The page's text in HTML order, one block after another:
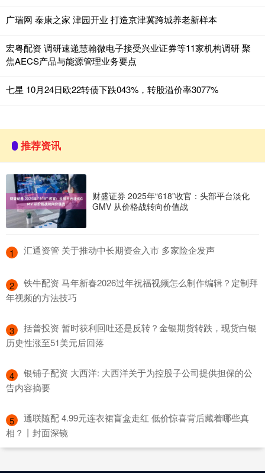
广瑞网 泰康之家 津园开业 打造京津冀跨城养老新样本
宏粤配资 调研速递慧翰微电子接受兴业证券等11家机构调研 聚
焦AECS产品与能源管理业务要点
七星 10月24日欧22转债下跌043%，转股溢价率3077%
推荐资讯
财盛证券 2025年“618”收官：头部平台淡化
GMV 从价格战转向价值战
1 ​汇通资管 关于推动中长期资金入市 多家险企发声
2
​铁牛配资 马年新春2026过年祝福视频怎么制作编辑？定制拜
年视频的方法技巧
3
​括普投资 暂时获利回吐还是反转？金银期货转跌，现货白银
历史性涨至51美元后回落
4
​银铺子配资 大西洋: 大西洋关于为控股子公司提供担保的公
告内容摘要
5
​通联随配 4.99元连衣裙盲盒走红 低价惊喜背后藏着哪些真
相？丨封面深镜